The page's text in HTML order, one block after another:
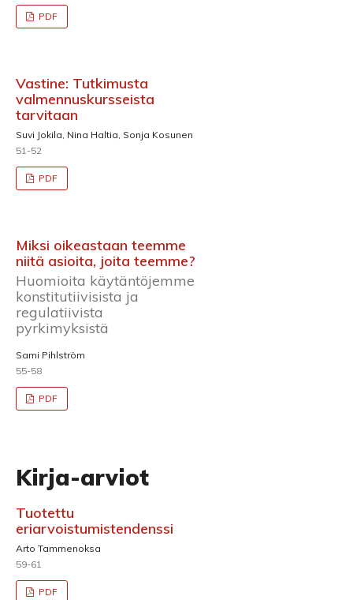
PDF
Vastine: Tutkimusta
valmennuskursseista
tarvitaan
Suvi Jokila, Nina Haltia, Sonja Kosunen
51-52
PDF
Miksi oikeastaan teemme
niitä asioita, joita teemme?
Huomioita käytäntöjemme
konstitutiivisista ja
regulatiivista
pyrkimyksistä
Sami Pihlström
55-58
PDF
Kirja-arviot
Tuotettu
eriarvoistumistendenssi
Arto Tammenoksa
59-61
PDF